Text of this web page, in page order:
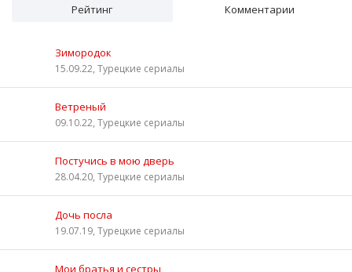
Рейтинг Комментарии
Зимородок
15.09.22, Турецкие сериалы
Ветреный
09.10.22, Турецкие сериалы
Постучись в мою дверь
28.04.20, Турецкие сериалы
Дочь посла
19.07.19, Турецкие сериалы
Мои братья и сестры